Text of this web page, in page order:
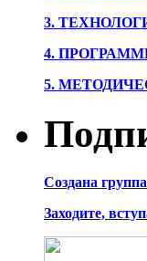
3.
4.
5.
Создана
Заходите,